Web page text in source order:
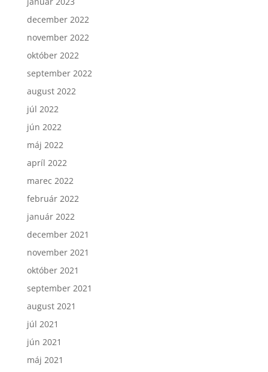
december 2022
november 2022
október 2022
september 2022
august 2022
júl 2022
jún 2022
máj 2022
apríl 2022
marec 2022
február 2022
január 2022
december 2021
november 2021
október 2021
september 2021
august 2021
júl 2021
jún 2021
máj 2021